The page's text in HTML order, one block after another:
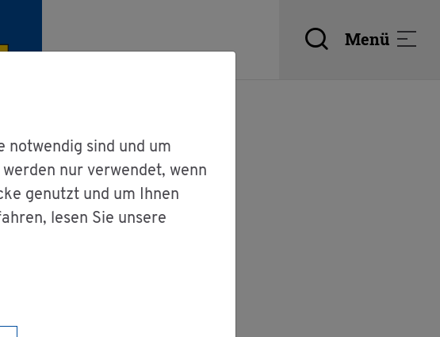
notwendig sind und um
nur verwendet, wenn
genutzt und um Ihnen
lesen Sie unsere
Menü